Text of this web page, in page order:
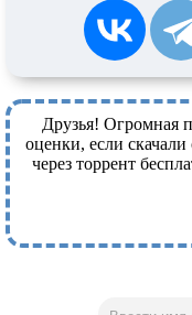
Друзья! Огромная
оценки, если скачали
через торрент